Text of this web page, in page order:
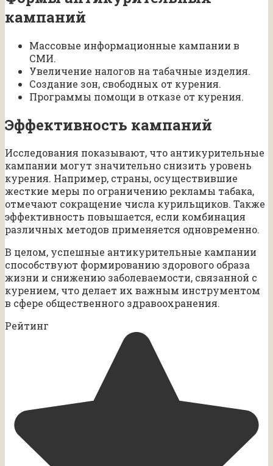
кампаний
Массовые информационные кампании в
СМИ.
Увеличение налогов на табачные изделия.
Создание зон, свободных от курения.
Программы помощи в отказе от курения.
Эффективность кампаний
Исследования показывают, что антикурительные
кампании могут значительно снизить уровень
курения. Например, страны, осуществившие
жесткие меры по ограничению рекламы табака,
отмечают сокращение числа курильщиков. Также
эффективность повышается, если комбинация
различных методов применяется одновременно.
В целом, успешные антикурительные кампании
способствуют формированию здорового образа
жизни и снижению заболеваемости, связанной с
курением, что делает их важным инструментом
в сфере общественного здравоохранения.
Рейтинг